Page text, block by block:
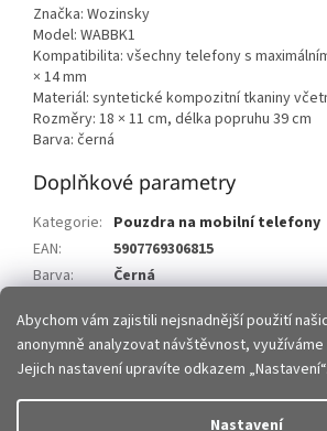
Abychom vám zajistili nejsnadnější použití
anonymně analyzovat návštěvnost,
Jejich nastavení upravíte odkazem „Nastavení“.
Nastavení
Značka: Wozinsky
Model: WABBK1
Kompatibilita: všechny telefony s
× 14 mm
Materiál: syntetické kompozitní tkaniny
Rozměry: 18 × 11 cm, délka popruhu 39 cm
Barva: černá
Doplňkové parametry
Kategorie: Pouzdra na mobilní telefony
EAN:
5907769306815
Barva:
Černá